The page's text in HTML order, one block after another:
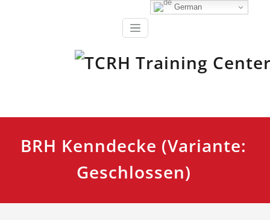
TCRH Training Center Retten
und Helfen
BRH Kenndecke (Variante:
Geschlossen)
German